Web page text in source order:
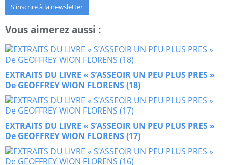
S'inscrire à la newsletter
Vous aimerez aussi :
EXTRAITS DU LIVRE « S’ASSEOIR UN PEU PLUS PRES »
De GEOFFREY WION FLORENS (18)
EXTRAITS DU LIVRE « S’ASSEOIR UN PEU PLUS PRES »
De GEOFFREY WION FLORENS (17)